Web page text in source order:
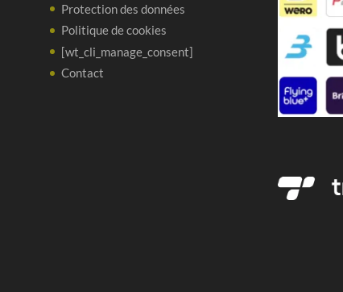
Protection des données
Politique de cookies
[wt_cli_manage_consent]
Contact